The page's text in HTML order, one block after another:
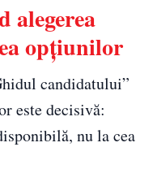
alegerea
opțiunilor
candidatului”
este decisivă:
nu la cea